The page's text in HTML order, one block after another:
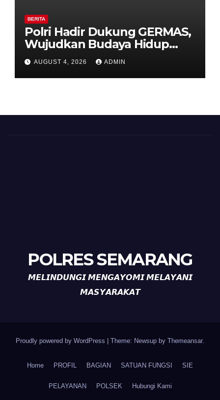
BERITA
Polri Hadir Dukung GERMAS,
Wujudkan Budaya Hidup
Sehat di Kecamatan Pabelan
AUGUST 4, 2026 ADMIN
POLRES SEMARANG
𝙈𝙀𝙇𝙄𝙉𝘿𝙐𝙉𝙂𝙄 𝙈𝙀𝙉𝙂𝘼𝙔𝙊𝙈𝙄 𝙈𝙀𝙇𝘼𝙔𝘼𝙉𝙄
𝙈𝘼𝙎𝙔𝘼𝙍𝘼𝙆𝘼𝙏
Proudly powered by WordPress Theme: Newsup by Themeansar.
Home PROFIL BAGIAN SATUAN FUNGSI SIE
PELAYANAN POLSEK Hubungi Kami